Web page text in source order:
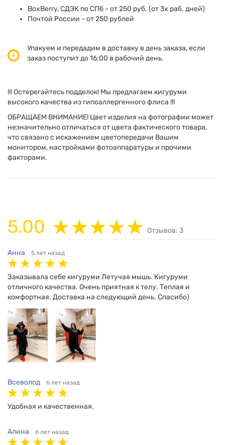
BoxBerry, СДЭК по СПб - от 250 руб. (от 3х раб. дней)
Почтой России - от 250 рублей
Упакуем и передадим в доставку в день заказа, если
заказ поступит до 16:00 в рабочий день.
!!! Остерегайтесь подделок! Мы предлагаем кигуруми
высокого качества из гипоаллергенного флиса !!!
ОБРАЩАЕМ ВНИМАНИЕ! Цвет изделия на фотографии может
незначительно отличаться от цвета фактического товара,
что связано с искажением цветопередачи Вашим
монитором, настройками фотоаппаратуры и прочими
факторами.
5.00 Отзывов: 3
Анна 5 лет назад
Заказывала себе кигуруми Летучая мышь. Кигуруми
отличного качества. Очень приятная к телу. Теплая и
комфортная. Доставка на следующий день. Спасибо)
Всеволод 6 лет назад
Удобная и качественная.
Алина 6 лет назад